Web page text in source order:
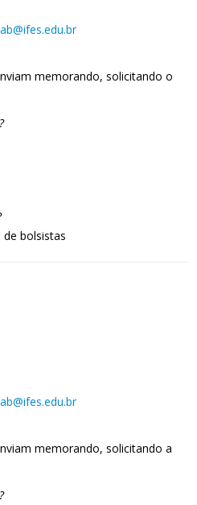
memorando, solicitando o
bolsistas
memorando, solicitando a